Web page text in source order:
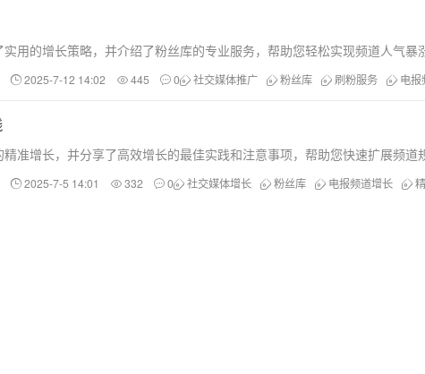
用的增长策略，并介绍了粉丝库的专业服务，帮助您轻松实现频道人气暴
2025-7-12 14:02 445 0 社交媒体推广 粉丝库 刷粉服务 电报
准增长，并分享了高效增长的最佳实践和注意事项，帮助您快速扩展频道
2025-7-5 14:01 332 0 社交媒体增长 粉丝库 电报频道增长